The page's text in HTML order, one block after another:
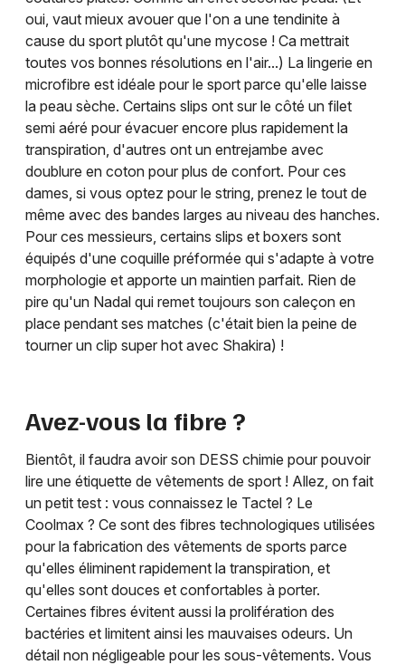
oui, vaut mieux avouer que l'on a une tendinite à
cause du sport plutôt qu'une mycose ! Ca mettrait
toutes vos bonnes résolutions en l'air...) La lingerie en
microfibre est idéale pour le sport parce qu'elle laisse
la peau sèche. Certains slips ont sur le côté un filet
semi aéré pour évacuer encore plus rapidement la
transpiration, d'autres ont un entrejambe avec
doublure en coton pour plus de confort. Pour ces
dames, si vous optez pour le string, prenez le tout de
même avec des bandes larges au niveau des hanches.
Pour ces messieurs, certains slips et boxers sont
équipés d'une coquille préformée qui s'adapte à votre
morphologie et apporte un maintien parfait. Rien de
pire qu'un Nadal qui remet toujours son caleçon en
place pendant ses matches (c'était bien la peine de
tourner un clip super hot avec Shakira) !
Avez-vous la fibre ?
Bientôt, il faudra avoir son DESS chimie pour pouvoir
lire une étiquette de vêtements de sport ! Allez, on fait
un petit test : vous connaissez le Tactel ? Le
Coolmax ? Ce sont des fibres technologiques utilisées
pour la fabrication des vêtements de sports parce
qu'elles éliminent rapidement la transpiration, et
qu'elles sont douces et confortables à porter.
Certaines fibres évitent aussi la prolifération des
bactéries et limitent ainsi les mauvaises odeurs. Un
détail non négligeable pour les sous-vêtements. Vous